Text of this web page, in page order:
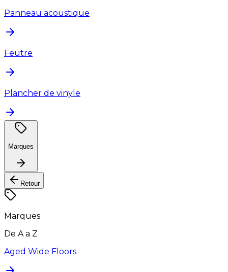
Panneau acoustique
Feutre
Plancher de vinyle
Marques
Retour
Marques
De A a Z
Aged Wide Floors